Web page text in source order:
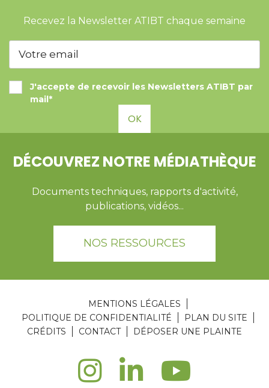
Recevez la Newsletter ATIBT chaque semaine
J'accepte de recevoir les Newsletters ATIBT par
mail*
OK
DÉCOUVREZ NOTRE MÉDIATHÈQUE
Documents techniques, rapports d'activité,
publications, vidéos...
NOS RESSOURCES
MENTIONS LÉGALES
POLITIQUE DE CONFIDENTIALITÉ
PLAN DU SITE
CRÉDITS
CONTACT DÉPOSER UNE PLAINTE